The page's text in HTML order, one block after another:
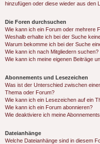
hinzufügen oder diese wieder aus den
Die Foren durchsuchen
Wie kann ich ein Forum oder mehrere
Weshalb erhalte ich bei der Suche
Warum bekomme ich bei der Suche
Wie kann ich nach Mitgliedern suchen?
Wie kann ich meine eigenen Beiträge
Abonnements und Lesezeichen
Was ist der Unterschied zwischen
Thema oder Forum?
Wie kann ich ein Lesezeichen auf ein
Wie kann ich ein Forum abonnieren?
Wie deaktiviere ich meine
Dateianhänge
Welche Dateianhänge sind in diesem